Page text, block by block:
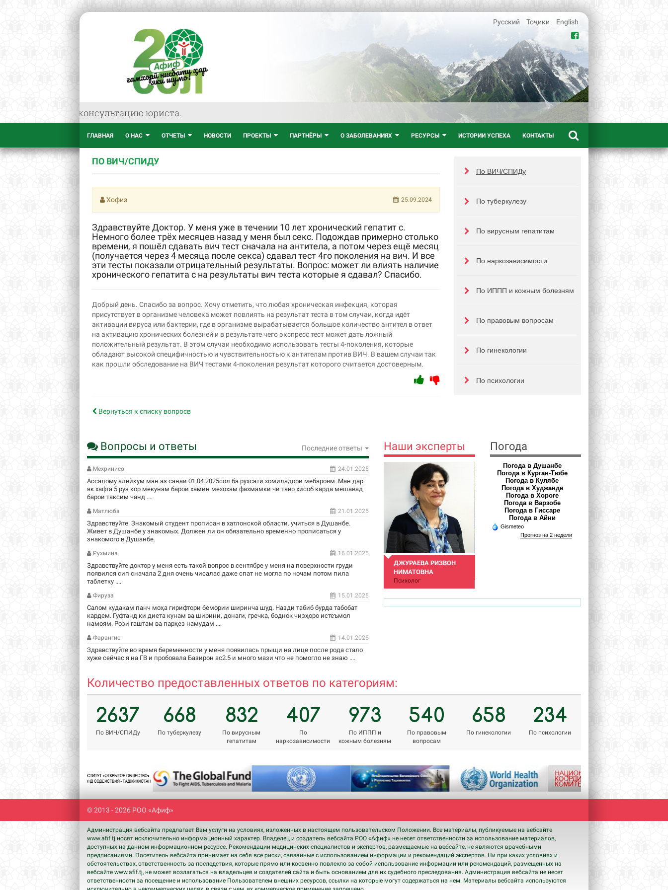
получить консультацию юриста.
Русский Тоҷики English
ГЛАВНАЯ О НАС ОТЧЕТЫ НОВОСТИ ПРОЕКТЫ ПАРТНЁРЫ О ЗАБОЛЕВАНИЯХ РЕСУРСЫ ИСТОРИИ УСПЕХА КОНТАКТЫ
ПО ВИЧ/СПИДУ
Хофиз 25.09.2024
Здравствуйте Доктор. У меня уже в течении 10 лет хронический гепатит с.
Немного более трёх месяцев назад у меня был секс. Подождав примерно столько
времени, я пошёл сдавать вич тест сначала на антитела, а потом через ещё месяц
(получается через 4 месяца после секса) сдавал тест 4го поколения на вич. И все
эти тесты показали отрицательный результаты. Вопрос: может ли влиять наличие
хронического гепатита с на результаты вич теста которые я сдавал? Спасибо.
Добрый день. Спасибо за вопрос. Хочу отметить, что любая хроническая инфекция, которая
присутствует в организме человека может повлиять на результат теста в том случаи, когда идёт
активации вируса или бактерии, где в организме вырабатывается большое количество антител в ответ
на активацию хронических болезней и в результате чего экспресс тест может дать ложный
положительный результат. В этом случаи необходимо использовать тесты 4-поколения, которые
обладают высокой специфичностью и чувствительностью к антителам против ВИЧ. В вашем случаи так
как прошли обследование на ВИЧ тестами 4-поколения результат которого считается достоверным.
Вернуться к списку вопросв
По ВИЧ/СПИДу
По туберкулезу
По вирусным гепатитам
По наркозависимости
По ИППП и кожным болезням
По правовым вопросам
По гинекологии
По психологии
Вопросы и ответы Последние ответы
Мехринисо 24.01.2025
Ассалому алейкум ман аз санаи 01.04.2025сол ба рухсати хомиладори мебароям .Ман дар
як хафта 5 руз кор мекунам барои хамин мехохам фахмамки чи тавр хисоб карда мешавад
барои таксим чанд ....
Матлюба 21.01.2025
Здравствуйте. Знакомый студент прописан в хатлонской области. учиться в Душанбе.
Живет в Душанбе у знакомых. Должен ли он обязательно временно прописаться у
знакомого в Душанбе.
Рухмина 16.01.2025
Здравствуйте доктор у меня есть такой вопрос в сентябре у меня на поверхности груди
появился сип сначала 2 дня очень чисалас даже спат не могла по ночам потом пила
таблетку ....
Фируза 15.01.2025
Салом кудакам панч моҳа гирифтори бемории ширинча шуд. Назди табиб бурда табобат
кардем. Гуфтанд ки диета кунам ва ширини, донаги, гречка, боднок чизҳоро истеъмол
намоям. Рози гаштам ва парҳез намудам ....
Фарангис 14.01.2025
Здравствуйте во время беременности у меня появилась прыщи на лице после рода стало
хуже сейчас я на ГВ и пробовала Базирон ас2.5 и много мази что не помогло не знаю ....
Наши эксперты
ДЖУРАЕВА РИЗВОН
НИМАТОВНА
Психолог
Погода
Погода в Душанбе
Погода в Курган-Тюбе
Погода в Кулябе
Погода в Худжанде
Погода в Хороге
Погода в Варзобе
Погода в Гиссаре
Погода в Айни
Gismeteo
Прогноз на 2 недели
Количество предоставленных ответов по категориям:
2637
По ВИЧ/СПИДу
668
По туберкулезу
832
По вирусным
гепатитам
407
По
наркозависимости
973
По ИППП и
кожным болезням
540
По правовым
вопросам
658
По гинекологии
234
По психологии
Next
© 2013 - 2026 РОО «Афиф»
Администрация вебсайта предлагает Вам услуги на условиях, изложенных в настоящем пользовательском Положении. Все материалы, публикуемые на вебсайте
www.afif.tj носят исключительно информационный характер. Владелец и создатель вебсайта РОО «Афиф» не несет ответственности за использование материалов,
доступных на данном информационном ресурсе. Рекомендации медицинских специалистов и экспертов, размещаемые на вебсайте, не являются врачебными
предписаниями. Посетитель вебсайта принимает на себя все риски, связанные с использованием информации и рекомендаций экспертов. Ни при каких условиях и
обстоятельствах, ответственность за последствия, которые прямо или косвенно повлекло за собой использование информации или рекомендаций, размещенных на
вебсайте www.afif.tj, не может возлагаться на владельцев и создателей сайта и быть основанием для их судебного преследования. Администрация вебсайта не несет
ответственности за посещение и использование Пользователем внешних ресурсов, ссылки на которые могут содержаться на нем. Материалы вебсайта используются